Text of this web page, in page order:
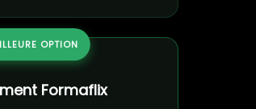
OPTION
Formaflix